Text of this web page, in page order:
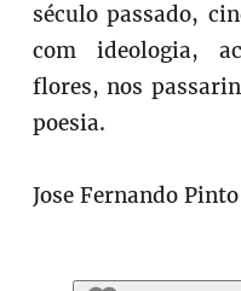
século passado,
com ideologia,
flores, nos
poesia.
Jose Fernando Pinto